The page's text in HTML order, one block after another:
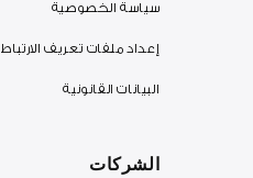
سياسة الخصوصية
إعداد ملفات تعريف الارتباط
البيانات القانونية
الشركات